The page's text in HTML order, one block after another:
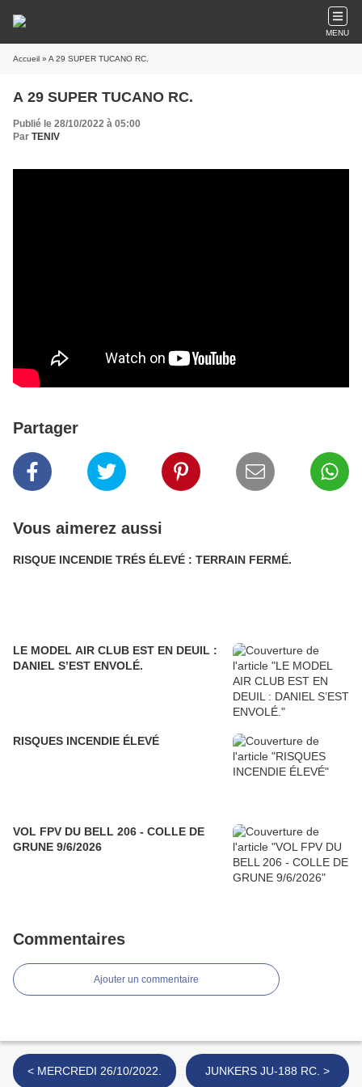
MENU
Accueil » A 29 SUPER TUCANO RC.
A 29 SUPER TUCANO RC.
Publié le 28/10/2022 à 05:00
Par TENIV
Partager
Vous aimerez aussi
RISQUE INCENDIE TRÉS ÉLEVÉ : TERRAIN FERMÉ.
LE MODEL AIR CLUB EST EN DEUIL :
DANIEL S’EST ENVOLÉ.
RISQUES INCENDIE ÉLEVÉ
VOL FPV DU BELL 206 - COLLE DE
GRUNE 9/6/2026
Commentaires
Ajouter un commentaire
< MERCREDI 26/10/2022. JUNKERS JU-188 RC. >